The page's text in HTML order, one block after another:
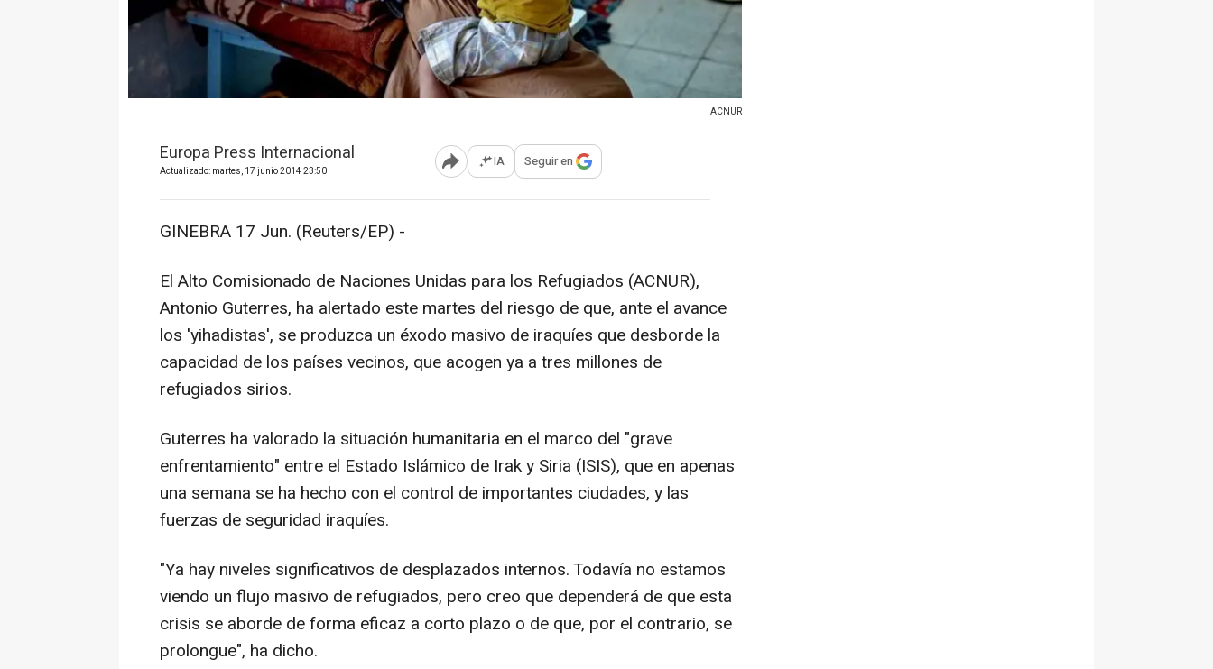
ACNUR
Europa Press Internacional
Actualizado: martes, 17 junio 2014 23:50 Abrir opciones para compartir
IA Seguir en
GINEBRA 17 Jun. (Reuters/EP) -
El Alto Comisionado de Naciones Unidas para los Refugiados (ACNUR),
Antonio Guterres, ha alertado este martes del riesgo de que, ante el avance
los 'yihadistas', se produzca un éxodo masivo de iraquíes que desborde la
capacidad de los países vecinos, que acogen ya a tres millones de
refugiados sirios.
Guterres ha valorado la situación humanitaria en el marco del "grave
enfrentamiento" entre el Estado Islámico de Irak y Siria (ISIS), que en apenas
una semana se ha hecho con el control de importantes ciudades, y las
fuerzas de seguridad iraquíes.
"Ya hay niveles significativos de desplazados internos. Todavía no estamos
viendo un flujo masivo de refugiados, pero creo que dependerá de que esta
crisis se aborde de forma eficaz a corto plazo o de que, por el contrario, se
prolongue", ha dicho.